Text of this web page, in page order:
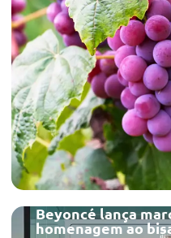
Beyoncé lança
homenagem ao